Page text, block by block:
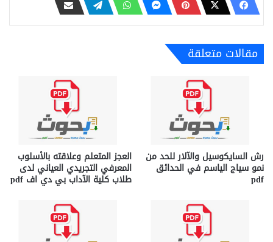
مقالات متعلقة
رش السايكوسيل والآلار للحد من
نمو سياج الياسم في الحدائق
pdf
العجز المتعلم وعلاقته بالأسلوب
المعرفي التجريدي العياني لدى
طلاب كلية الآداب بي دي اف pdf